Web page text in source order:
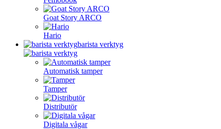
Goat Story ARCO
Hario
barista verktyg
Automatisk tamper
Tamper
Distributör
Digitala vågar